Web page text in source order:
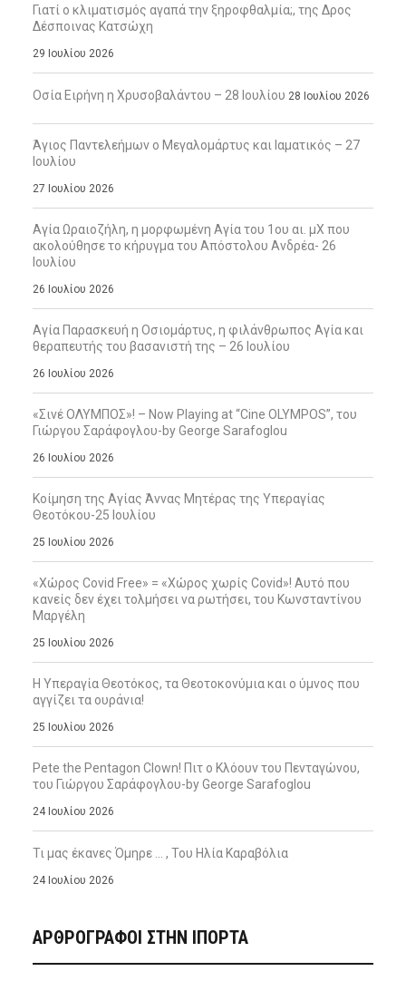
Γιατί ο κλιματισμός αγαπά την ξηροφθαλμία;, της Δρος
Δέσποινας Κατσώχη
29 Ιουλίου 2026
Οσία Ειρήνη η Χρυσοβαλάντου – 28 Ιουλίου 28 Ιουλίου 2026
Άγιος Παντελεήμων ο Μεγαλομάρτυς και Ιαματικός – 27
Ιουλίου
27 Ιουλίου 2026
Αγία Ωραιοζήλη, η μορφωμένη Αγία του 1ου αι. μΧ που
ακολούθησε το κήρυγμα του Απόστολου Ανδρέα- 26
Ιουλίου
26 Ιουλίου 2026
Αγία Παρασκευή η Οσιομάρτυς, η φιλάνθρωπος Αγία και
θεραπευτής του βασανιστή της – 26 Ιουλίου
26 Ιουλίου 2026
«Σινέ ΟΛΥΜΠΟΣ»! – Now Playing at “Cine OLYMPOS”, του
Γιώργου Σαράφογλου-by George Sarafoglou
26 Ιουλίου 2026
Κοίμηση της Αγίας Άννας Μητέρας της Υπεραγίας
Θεοτόκου-25 Ιουλίου
25 Ιουλίου 2026
«Χώρος Covid Free» = «Χώρος χωρίς Covid»! Αυτό που
κανείς δεν έχει τολμήσει να ρωτήσει, του Κωνσταντίνου
Μαργέλη
25 Ιουλίου 2026
Η Υπεραγία Θεοτόκος, τα Θεοτοκονύμια και ο ύμνος που
αγγίζει τα ουράνια!
25 Ιουλίου 2026
Pete the Pentagon Clown! Πιτ ο Κλόουν του Πενταγώνου,
του Γιώργου Σαράφογλου-by George Sarafoglou
24 Ιουλίου 2026
Τι μας έκανες Όμηρε … , Του Ηλία Καραβόλια
24 Ιουλίου 2026
ΑΡΘΡΟΓΡΑΦΟΙ ΣΤΗΝ IΠΟΡΤΑ